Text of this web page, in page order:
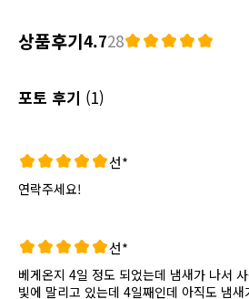
상품후기4.728
포토 후기 (1)
선*
연락주세요!
선*
베게온지 4일 정도 되었는데 냄새가 나서
빛에 말리고 있는데 4일째인데 아직도 냄